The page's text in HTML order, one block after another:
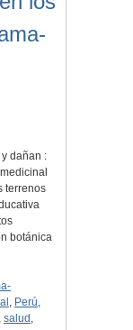
dañan :
terrenos
botánica
, Perú,
, salud ,